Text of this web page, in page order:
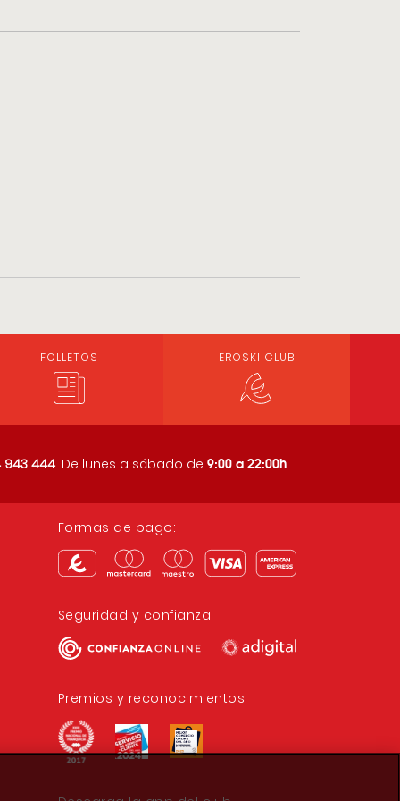
FOLLETOS EROSKI CLUB
943 444. De lunes a sábado de 9:00 a 22:00h
Formas de pago:
Seguridad y confianza:
Premios y reconocimientos: